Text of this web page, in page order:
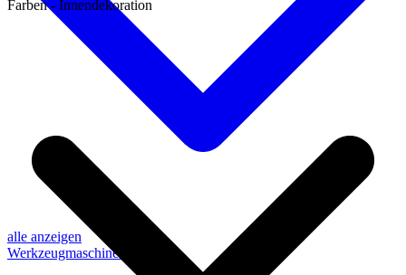
alle anzeigen
Werkzeugmaschinen-Zubehör
Farben - Innendekoration